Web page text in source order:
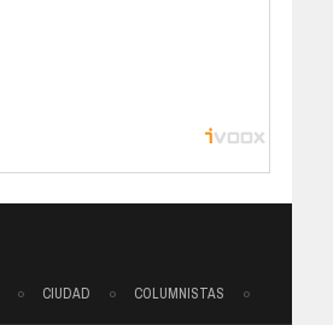
CIUDAD COLUMNISTAS